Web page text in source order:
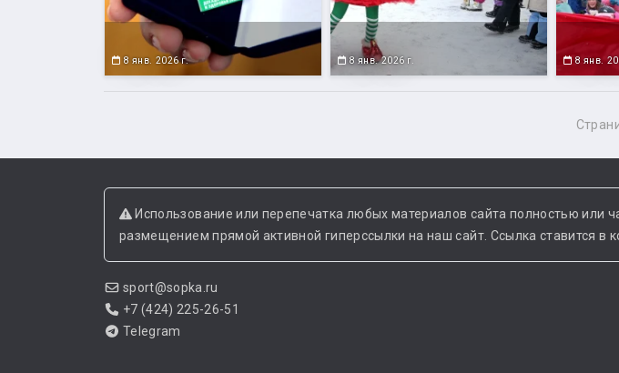
8 янв. 2026 г. 8 янв. 2026 г. 8 янв.
Использование или перепечатка любых материалов сайта полностью или
размещением прямой активной гиперссылки на наш сайт. Ссылка ставится в
sport@sopka.ru
+7 (424) 225-26-51
Telegram